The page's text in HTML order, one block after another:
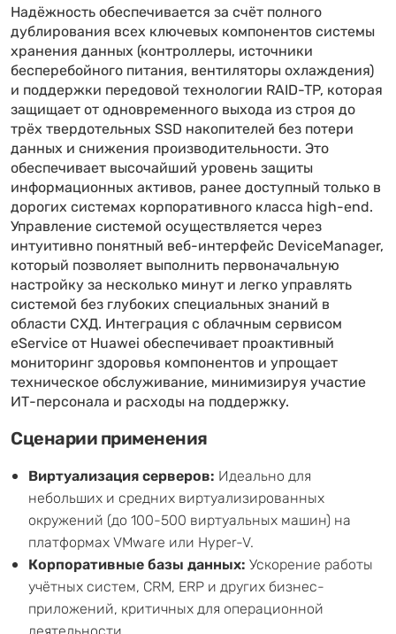
Надёжность обеспечивается за счёт полного
дублирования всех ключевых компонентов системы
хранения данных (контроллеры, источники
бесперебойного питания, вентиляторы охлаждения)
и поддержки передовой технологии RAID-TP, которая
защищает от одновременного выхода из строя до
трёх твердотельных SSD накопителей без потери
данных и снижения производительности. Это
обеспечивает высочайший уровень защиты
информационных активов, ранее доступный только в
дорогих системах корпоративного класса high-end.
Управление системой осуществляется через
интуитивно понятный веб-интерфейс DeviceManager,
который позволяет выполнить первоначальную
настройку за несколько минут и легко управлять
системой без глубоких специальных знаний в
области СХД. Интеграция с облачным сервисом
eService от Huawei обеспечивает проактивный
мониторинг здоровья компонентов и упрощает
техническое обслуживание, минимизируя участие
ИТ-персонала и расходы на поддержку.
Сценарии применения
Виртуализация серверов: Идеально для
небольших и средних виртуализированных
окружений (до 100-500 виртуальных машин) на
платформах VMware или Hyper-V.
Корпоративные базы данных: Ускорение работы
учётных систем, CRM, ERP и других бизнес-
приложений, критичных для операционной